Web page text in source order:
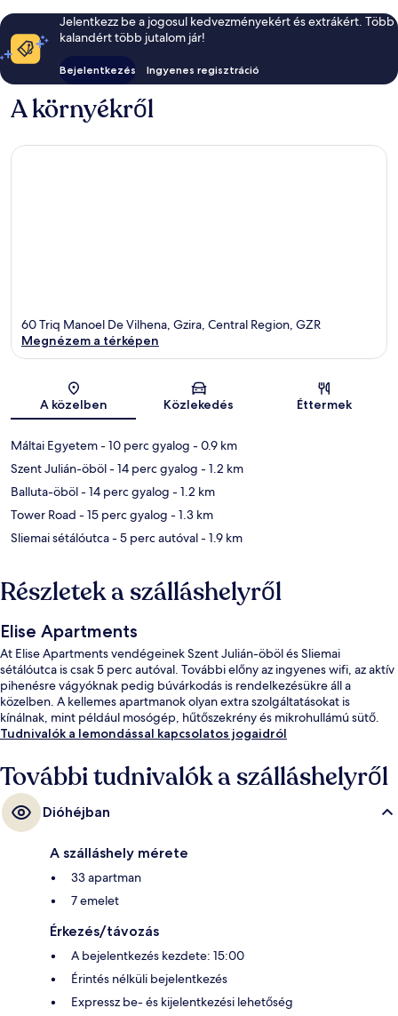
Jelentkezz be a jogosul kedvezményekért és extrákért. Több
kalandért több jutalom jár!
Bejelentkezés Ingyenes regisztráció
A környékről
Térkép
60 Triq Manoel De Vilhena, Gzira, Central Region, GZR
Megnézem a térképen
A közelben Közlekedés Éttermek
Máltai Egyetem- 10 perc gyalog - 0.9 km
Szent Julián-öböl- 14 perc gyalog - 1.2 km
Balluta-öböl- 14 perc gyalog - 1.2 km
Tower Road - 15 perc gyalog - 1.3 km
Sliemai sétálóutca- 5 perc autóval- 1.9 km
Részletek a szálláshelyről
Elise Apartments
At Elise Apartments vendégeinek Szent Julián-öböl és Sliemai
sétálóutca is csak 5 perc autóval. További előny az ingyenes wifi, az aktív
pihenésre vágyóknak pedig búvárkodás is rendelkezésükre áll a
közelben. A kellemes apartmanok olyan extra szolgáltatásokat is
kínálnak, mint például mosógép, hűtőszekrény és mikrohullámú sütő.
Tudnivalók a lemondással kapcsolatos jogaidról
További tudnivalók a szálláshelyről
Dióhéjban
A szálláshely mérete
33 apartman
7 emelet
Érkezés/távozás
A bejelentkezés kezdete: 15:00
Érintés nélküli bejelentkezés
Expressz be- és kijelentkezési lehetőség